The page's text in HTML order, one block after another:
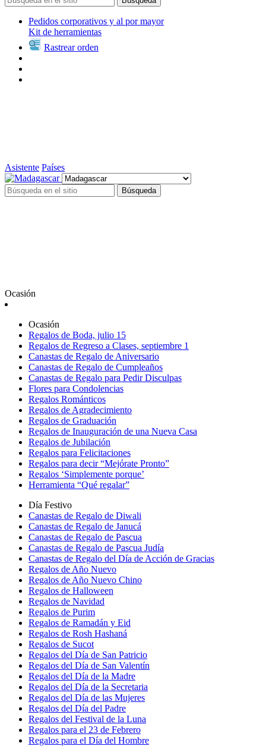
Pedidos corporativos y al por mayor
Kit de herramientas
Rastrear orden
Asistente Países
Búsqueda
Ocasión
Ocasión
Regalos de Boda, julio 15
Regalos de Regreso a Clases, septiembre 1
Canastas de Regalo de Aniversario
Canastas de Regalo de Cumpleaños
Canastas de Regalo para Pedir Disculpas
Flores para Condolencias
Regalos Románticos
Regalos de Agradecimiento
Regalos de Graduación
Regalos de Inauguración de una Nueva Casa
Regalos de Jubilación
Regalos para Felicitaciones
Regalos para decir “Mejórate Pronto”
Regalos ‘Simplemente porque’
Herramienta “Qué regalar”
Día Festivo
Canastas de Regalo de Diwali
Canastas de Regalo de Janucá
Canastas de Regalo de Pascua
Canastas de Regalo de Pascua Judía
Canastas de Regalo del Día de Acción de Gracias
Regalos de Año Nuevo
Regalos de Año Nuevo Chino
Regalos de Halloween
Regalos de Navidad
Regalos de Purim
Regalos de Ramadán y Eid
Regalos de Rosh Hashaná
Regalos de Sucot
Regalos del Día de San Patricio
Regalos del Día de San Valentín
Regalos del Día de la Madre
Regalos del Día de la Secretaria
Regalos del Día de las Mujeres
Regalos del Día del Padre
Regalos del Festival de la Luna
Regalos para el 23 de Febrero
Regalos para el Día del Hombre